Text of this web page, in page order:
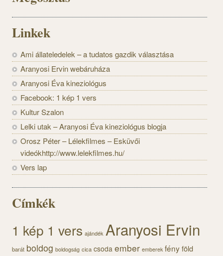
Linkek
Ami állateledelek – a tudatos gazdik választása
Aranyosi Ervin webáruháza
Aranyosi Éva kineziológus
Facebook: 1 kép 1 vers
Kultur Szalon
Lelki utak – Aranyosi Éva kineziológus blogja
Orosz Péter – Lélekfilmes – Esküvői
videókhttp://www.lelekfilmes.hu/
Vers lap
Címkék
1 kép 1 vers ajándék Aranyosi Ervin
barát boldog boldogság cica csoda ember emberek fényföld